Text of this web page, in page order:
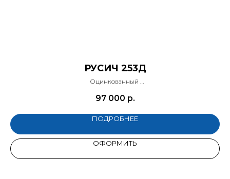
РУСИЧ 253Д
Оцинкованный
97 000 р.
ПОДРОБНЕЕ
ОФОРМИТЬ